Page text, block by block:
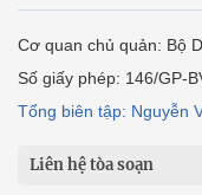
Cơ quan chủ quản: Bộ
Số giấy phép: 146/GP-
Tổng biên tập: Nguyễn
Liên hệ tòa soạn